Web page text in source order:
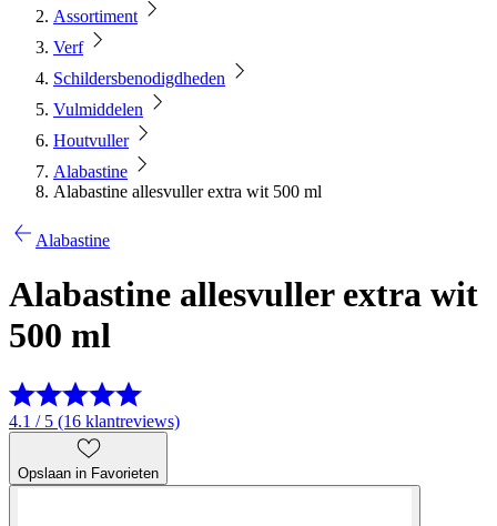
Assortiment
Verf
Schildersbenodigdheden
Vulmiddelen
Houtvuller
Alabastine
Alabastine allesvuller extra wit 500 ml
Alabastine
Alabastine allesvuller extra wit
500 ml
4.1 / 5 (16 klantreviews)
Opslaan in Favorieten